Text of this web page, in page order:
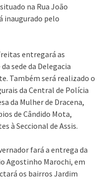
na Rua João
inaugurado pelo
entregará as
sede da Delegacia
Também será realizado o
da Central de Polícia
da Mulher de Dracena,
de Cândido Mota,
à Seccional de Assis.
fará a entrega da
Agostinho Marochi, em
os bairros Jardim